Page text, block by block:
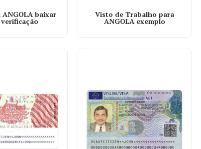
baixar Visto de Trabalho para
ANGOLA exemplo